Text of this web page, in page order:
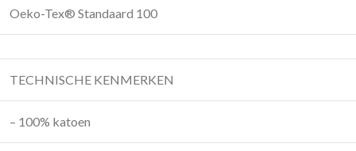
Oeko-Tex® Standaard 100
TECHNISCHE KENMERKEN
– 100% katoen